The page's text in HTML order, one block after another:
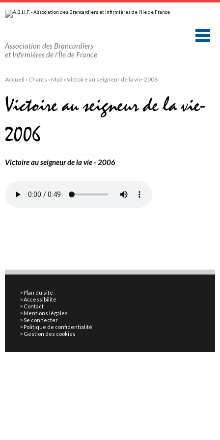
au
contenu.
navigation
personnels
Association des Brancardiers
et Infirmières de l'Île de France
Accueil › Chants › Mp3 › Victoire au seigneur de la vie-2006
Victoire au seigneur de la vie-
2006
Victoire au seigneur de la vie - 2006
Plan du site
Accessibilité
Contact
Mentions légales
Se connecter
Politique de confidentialité
Gestion des cookies